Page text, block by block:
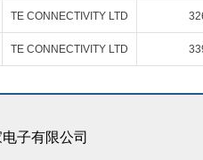
TE CONNECTIVITY LTD
TE CONNECTIVITY LTD
子有限公司